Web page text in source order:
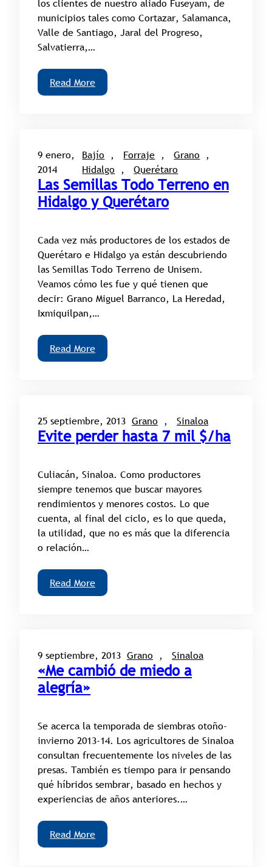
los clientes de nuestro aliado Fuseyam, de
municipios tales como Cortazar, Salamanca,
Valle de Santiago, Jaral del Progreso,
Salvatierra,…
Read More
9 enero,
2014
Bajío , Forraje , Grano
Hidalgo , Querétaro
Las Semillas Todo Terreno en
Hidalgo y Querétaro
Cada vez más productores de los estados de
Querétaro e Hidalgo ya están descubriendo
las Semillas Todo Terreno de Unisem.
Veamos cómo les fue y qué tienen que
decir: Grano Miguel Barranco, La Heredad,
Ixmiquilpan,…
Read More
25 septiembre, 2013 Grano , Sinaloa
Evite perder hasta 7 mil $/ha
Culiacán, Sinaloa. Como productores
siempre tenemos que buscar mayores
rendimientos y menores costos. Lo que
cuenta, al final del ciclo, es lo que queda,
la utilidad, que no es más que la diferencia
o relación…
Read More
9 septiembre, 2013 Grano , Sinaloa
«Me cambió de miedo a
alegría»
Se acerca la temporada de siembras otoño-
invierno 2013-14. Los agricultores de Sinaloa
consultan frecuentemente los niveles de las
presas. También es tiempo para ir pensando
qué híbridos sembrar, basado en hechos y
experiencias de años anteriores.…
Read More